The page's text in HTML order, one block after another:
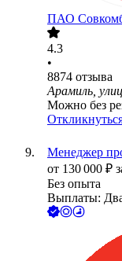
ПАО
4.3
•
8874 отзыва
Арамиль,
Можно без
Менеджер
от 130 000 ₽
Без опыта
Выплаты: